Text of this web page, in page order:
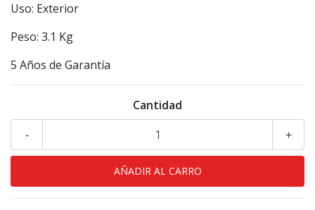
Uso: Exterior
Peso: 3.1 Kg
5 Años de Garantía
Cantidad
+
-